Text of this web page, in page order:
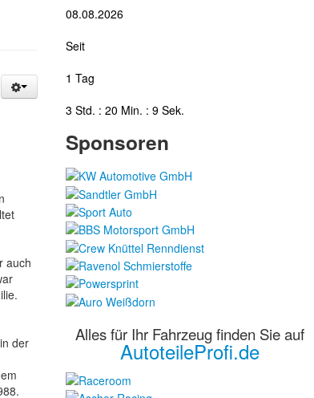
auch
der
08.08.2026
Seit
1 Tag
3 Std. : 20 Min. : 9 Sek.
Sponsoren
Alles für Ihr Fahrzeug finden Sie auf
AutoteileProfi.de